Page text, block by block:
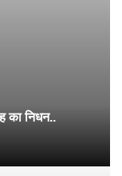
का निधन..